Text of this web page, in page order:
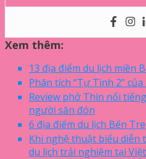
Xem thêm:
13 địa điểm du lịch miền
Phân tích “Tự Tình 2”
Review phở Thìn nổi
người săn đón
6 địa điểm du lịch Bến Tre
Khi nghệ thuật biểu diễn
du lịch trải nghiệm tại